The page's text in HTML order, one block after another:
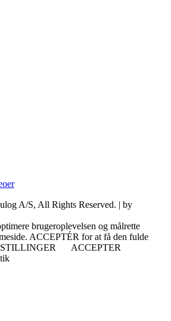
A/S, All Rights Reserved. | by
brugeroplevelsen og målrette
ACCEPTÉR for at få den fulde
ACCEPTER